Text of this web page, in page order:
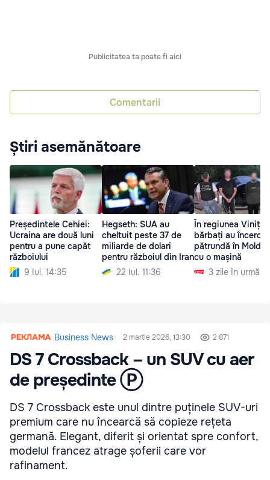
Publicitatea ta poate fi aici
Comentarii
Știri asemănătoare
Președintele Cehiei:
Ucraina are două luni
pentru a pune capăt
războiului
9 Iul. 14:35
Hegseth: SUA au
cheltuit peste 37 de
miliarde de dolari
pentru războiul din Iran
22 Iul. 11:36
În regiunea Vinița,
bărbați au
pătrundă în
cu o mașină
3 zile în urmă
Business News 2 martie 2026, 13:30 2 871
DS 7 Crossback – un SUV cu aer
de președinte Ⓟ
DS 7 Crossback este unul dintre puținele SUV-uri
premium care nu încearcă să copieze rețeta
germană. Elegant, diferit și orientat spre confort,
modelul francez atrage șoferii care vor
rafinament.